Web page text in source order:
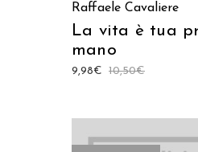
Raffaele Cavaliere
La vita è tua
mano
10,50€
9,98€